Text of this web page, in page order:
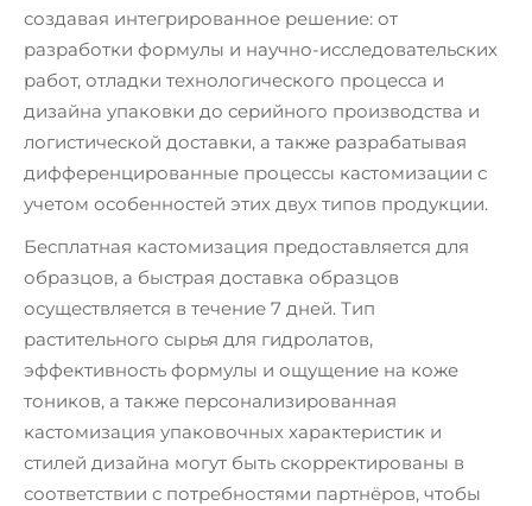
создавая интегрированное решение: от
разработки формулы и научно-исследовательских
работ, отладки технологического процесса и
дизайна упаковки до серийного производства и
логистической доставки, а также разрабатывая
дифференцированные процессы кастомизации с
учетом особенностей этих двух типов продукции.
Бесплатная кастомизация предоставляется для
образцов, а быстрая доставка образцов
осуществляется в течение 7 дней. Тип
растительного сырья для гидролатов,
эффективность формулы и ощущение на коже
тоников, а также персонализированная
кастомизация упаковочных характеристик и
стилей дизайна могут быть скорректированы в
соответствии с потребностями партнёров, чтобы